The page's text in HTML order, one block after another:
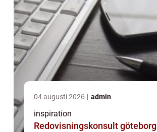
04 augusti 2026 admin
inspiration
Redovisningskonsult göteborg så hittar